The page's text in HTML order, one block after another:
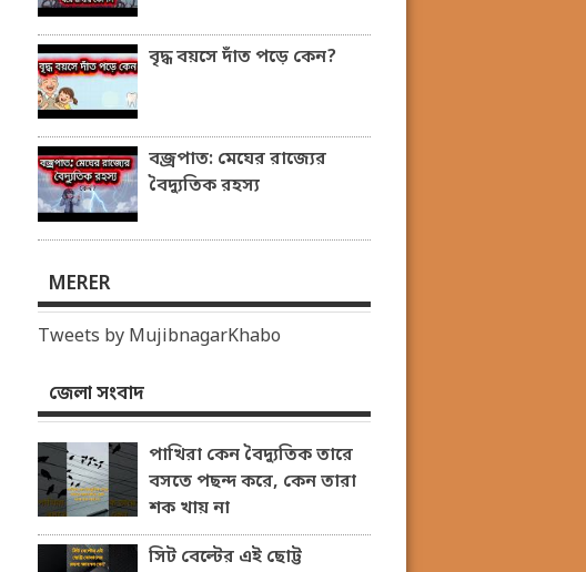
বৃদ্ধ বয়সে দাঁত পড়ে কেন?
বজ্রপাত: মেঘের রাজ্যের
বৈদ্যুতিক রহস্য
MERER
Tweets by MujibnagarKhabo
জেলা সংবাদ
পাখিরা কেন বৈদ্যুতিক তারে
বসতে পছন্দ করে, কেন তারা
শক খায় না
সিট বেল্টের এই ছোট্ট